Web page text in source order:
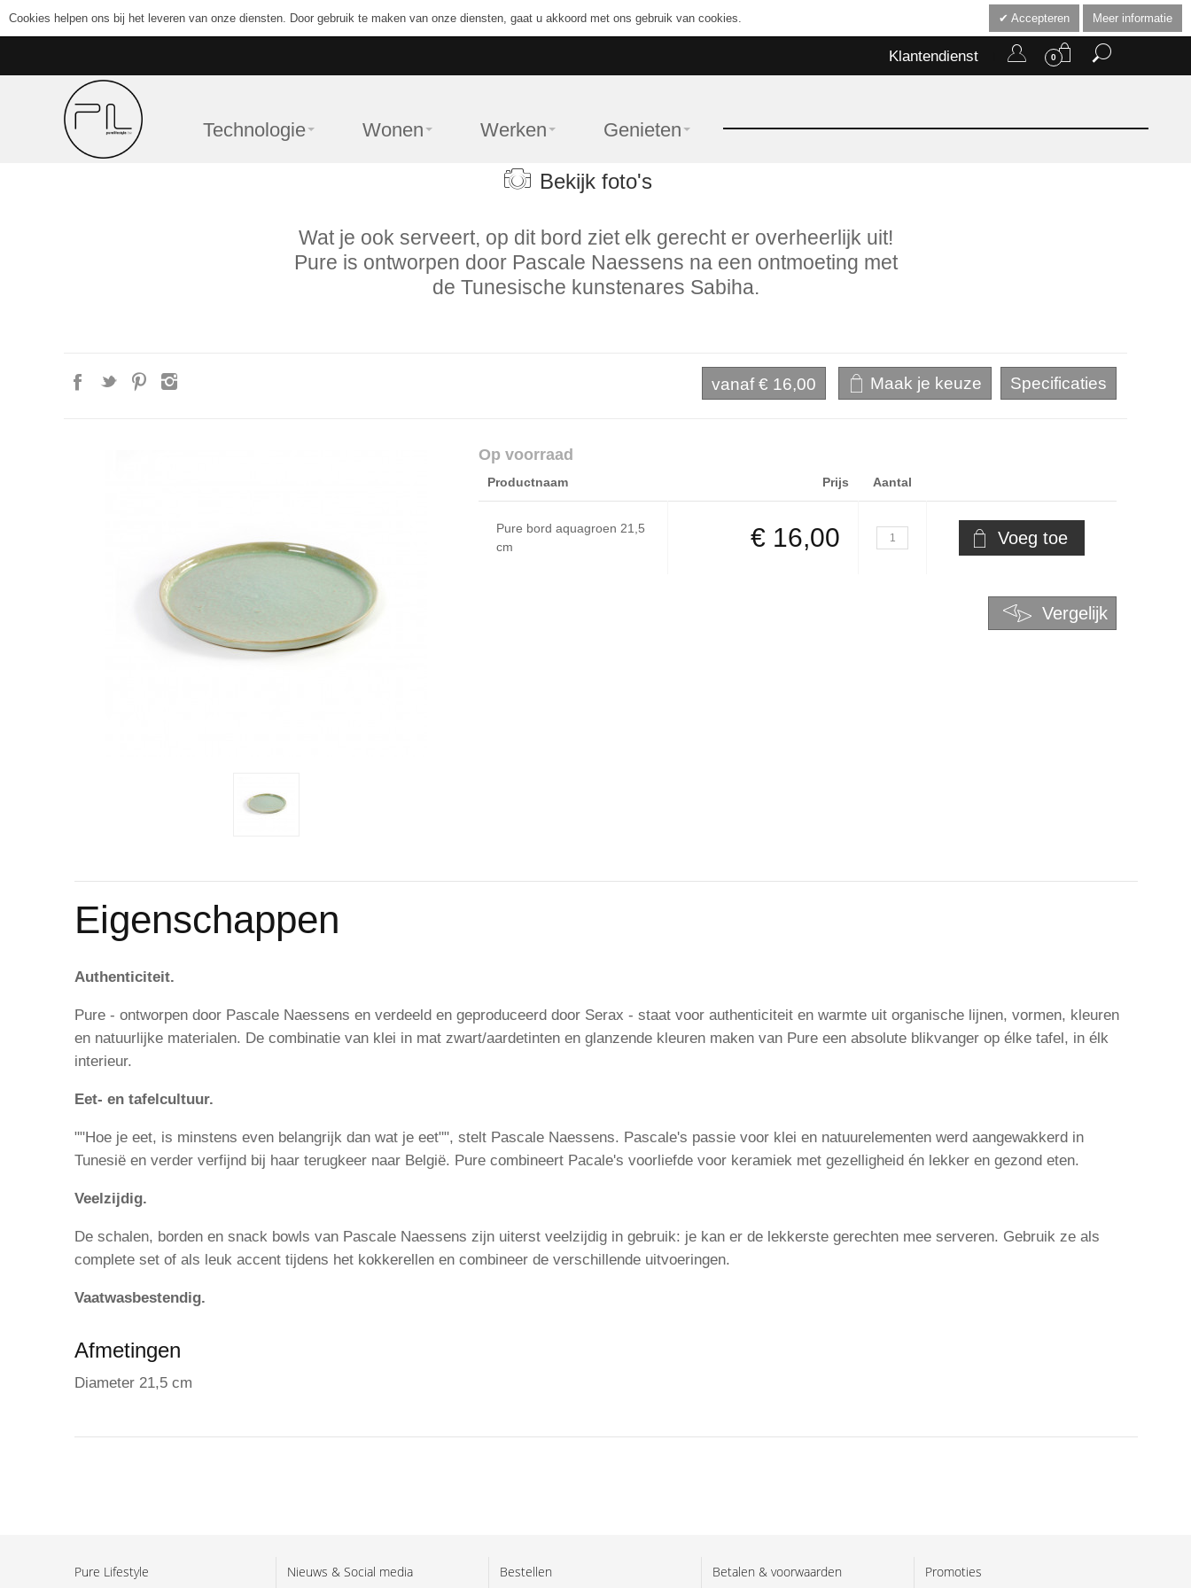
Cookies helpen ons bij het leveren van onze diensten. Door gebruik te maken van onze diensten, gaat u akkoord met ons gebruik van cookies. Accepteren Meer informatie
0
Klantendienst
Technologie Wonen Werken Genieten
Bekijk foto's
Wat je ook serveert, op dit bord ziet elk gerecht er overheerlijk uit!
Pure is ontworpen door Pascale Naessens na een ontmoeting met
de Tunesische kunstenares Sabiha.
vanaf€ 16,00
Op voorraad
Productnaam Prijs Aantal
Pure bord aquagroen 21,5
cm
€ 16,00 Voeg toe
Vergelijk
Eigenschappen
Authenticiteit.
Pure - ontworpen door Pascale Naessens en verdeeld en geproduceerd door Serax - staat voor authenticiteit en warmte uit organische lijnen, vormen, kleuren
en natuurlijke materialen. De combinatie van klei in mat zwart/aardetinten en glanzende kleuren maken van Pure een absolute blikvanger op élke tafel, in élk
interieur.
Eet- en tafelcultuur.
""Hoe je eet, is minstens even belangrijk dan wat je eet"", stelt Pascale Naessens. Pascale's passie voor klei en natuurelementen werd aangewakkerd in
Tunesië en verder verfijnd bij haar terugkeer naar België. Pure combineert Pacale's voorliefde voor keramiek met gezelligheid én lekker en gezond eten.
Veelzijdig.
De schalen, borden en snack bowls van Pascale Naessens zijn uiterst veelzijdig in gebruik: je kan er de lekkerste gerechten mee serveren. Gebruik ze als
complete set of als leuk accent tijdens het kokkerellen en combineer de verschillende uitvoeringen.
Vaatwasbestendig.
Afmetingen
Diameter 21,5 cm
Pure Lifestyle Nieuws & Social media Bestellen Betalen & voorwaarden Promoties